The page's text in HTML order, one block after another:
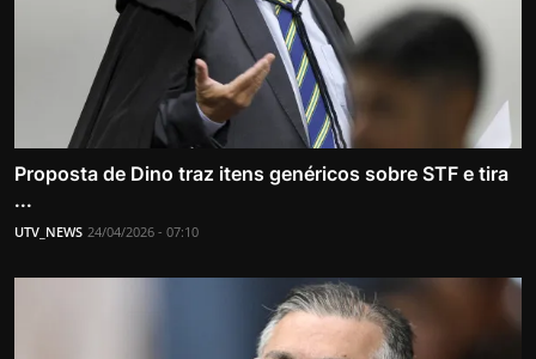
Proposta de Dino traz itens genéricos sobre STF e tira
...
UTV_NEWS 24/04/2026 - 07:10